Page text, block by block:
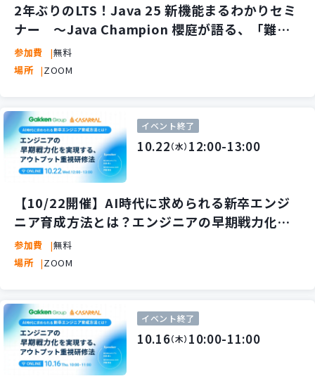
2年ぶりのLTS！Java 25 新機能まるわかりセミ
ナー ～Java Champion 櫻庭が語る、「難し
い」を「使いやすい」に変える最新Javaのすべ
て～
参加費
無料
場所
ZOOM
イベント終了
10.22（水） 12:00-13:00
【10/22開催】AI時代に求められる新卒エンジ
ニア育成方法とは？エンジニアの早期戦力化を
実現する、アウトプット重視研修法を紹介
参加費
無料
場所
ZOOM
イベント終了
10.16（木） 10:00-11:00